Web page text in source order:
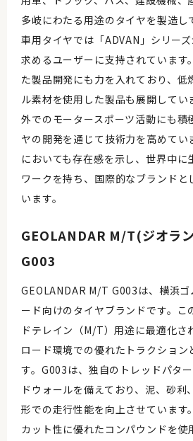
多岐にわたる用途のタイヤを製造し
車用タイヤでは「ADVAN」シリー
求めるユーザーに支持されています
た製品開発にも力を入れており、低
ル素材を使用した製品も展開してい
外でのモータースポーツ活動にも積
ヤの開発を通じて技術力を高めてい
においても存在感を示し、世界中に
ワークを持ち、国際的なブランドと
います。
GEOLANDAR M/T(ジオラ
G003
GEOLANDAR M/T G003は、横浜ゴ
ード向けのタイヤブランドです。こ
ドテレイン（M/T）用途に最適化さ
ロード環境での優れたトラクション
す。G003は、独自のトレッドパタ
ドウォールを備えており、泥、砂利
形での走行性能を向上させています
カット性に優れたコンパウンドを使